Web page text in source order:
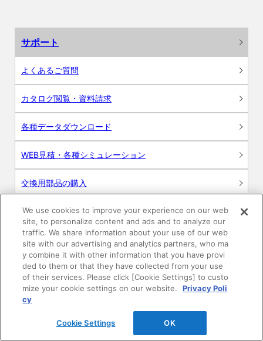
サポート
よくあるご質問
カタログ閲覧・資料請求
各種データダウンロード
WEB見積・各種シミュレーション
交換用部品の購入
修理・点検
お問い合わせ
ログイン
建築・設計関係者様向けサイト
ユーザー登録サービス
We use cookies to improve your experience on our web
site, to personalize content and ads and to analyze our
traffic. We share information about your use of our web
site with our advertising and analytics partners, who ma
y combine it with other information that you have provi
ded to them or that they have collected from your use
of their services. Please click [Cookie Settings] to custo
mize your cookie settings on our website.
Privacy Poli
cy
Cookie Settings OK